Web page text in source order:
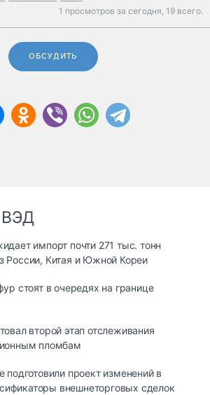
1 просмотров за сегодня, 19 всего.
ОБСУДИТЬ
ВЭД
импорт почти 271 тыс. тонн
России, Китая и Южной Кореи
стоят в очередях на границе
второй этап отслеживания
пломбам
подготовили проект изменений в
внешнеторговых сделок